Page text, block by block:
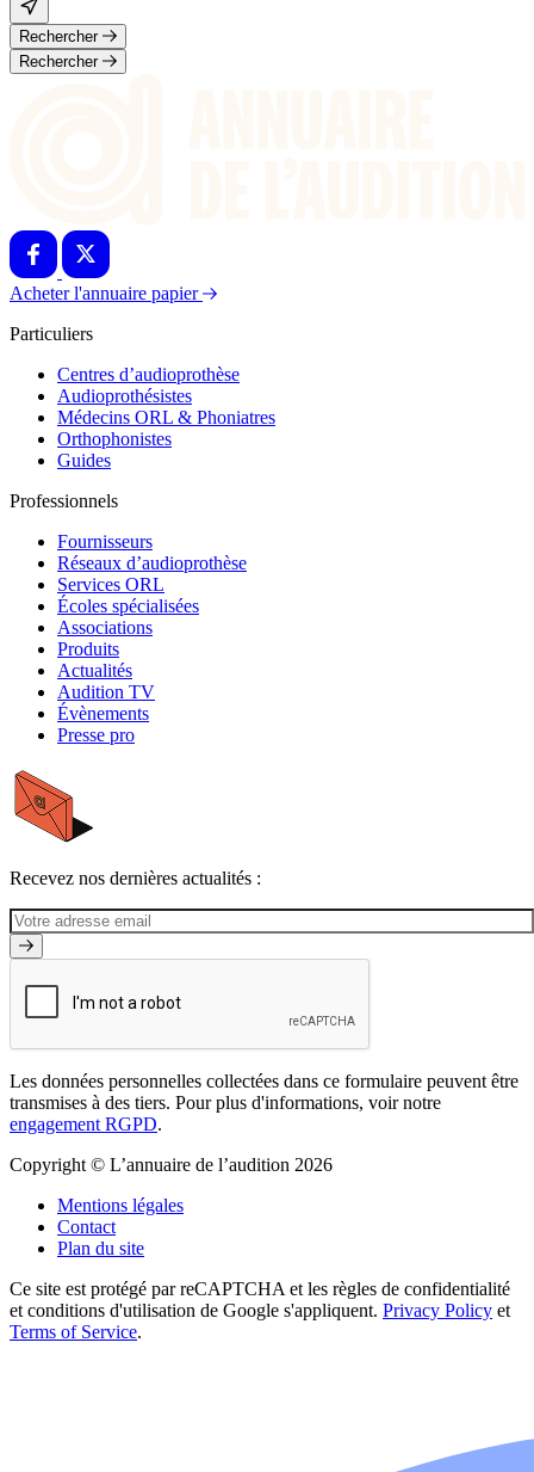
Rechercher
Rechercher
Acheter l'annuaire papier
Particuliers
Centres d’audioprothèse
Audioprothésistes
Médecins ORL & Phoniatres
Orthophonistes
Guides
Professionnels
Fournisseurs
Réseaux d’audioprothèse
Services ORL
Écoles spécialisées
Associations
Produits
Actualités
Audition TV
Évènements
Presse pro
Recevez nos dernières actualités :
Les données personnelles collectées dans ce formulaire peuvent être
transmises à des tiers. Pour plus d'informations, voir notre
engagement RGPD.
Copyright © L’annuaire de l’audition 2026
Mentions légales
Contact
Plan du site
Ce site est protégé par reCAPTCHA et les règles de confidentialité
et conditions d'utilisation de Google s'appliquent. Privacy Policy et
Terms of Service.